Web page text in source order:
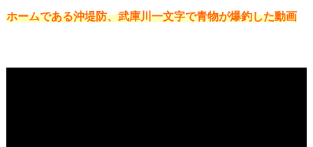
ホームである沖堤防、武庫川一文字で青物が爆釣した動画